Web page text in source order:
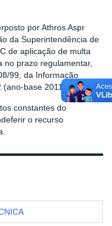
por Athros Aspr
da Superintendência de
de aplicação de multa
prazo regulamentar,
99, da Informação
base 2011).
constantes do
o recurso